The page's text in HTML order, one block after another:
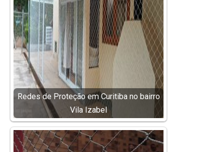
Redes de Proteção em Curitiba no bairro
Vila Izabel